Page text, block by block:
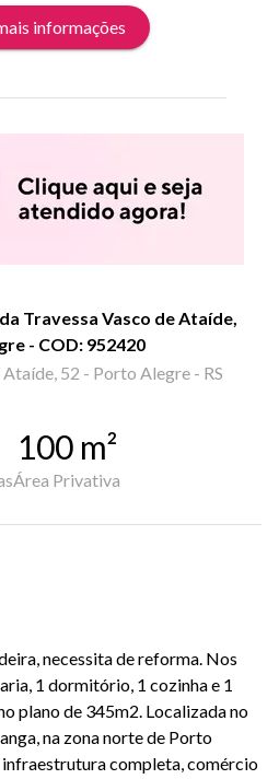
informações
Travessa Vasco de Ataíde,
- COD: 952420
Ataíde, 52 - Porto Alegre - RS
100 m²
Área Privativa
necessita de reforma. Nos
1 dormitório, 1 cozinha e 1
plano de 345m2. Localizada no
na zona norte de Porto
completa, comércio